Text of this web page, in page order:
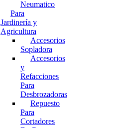
Neumatico
Para
Jardinería y
Agricultura
Accesorios
Sopladora
Accesorios
y
Refacciones
Para
Desbrozadoras
Repuesto
Para
Cortadores